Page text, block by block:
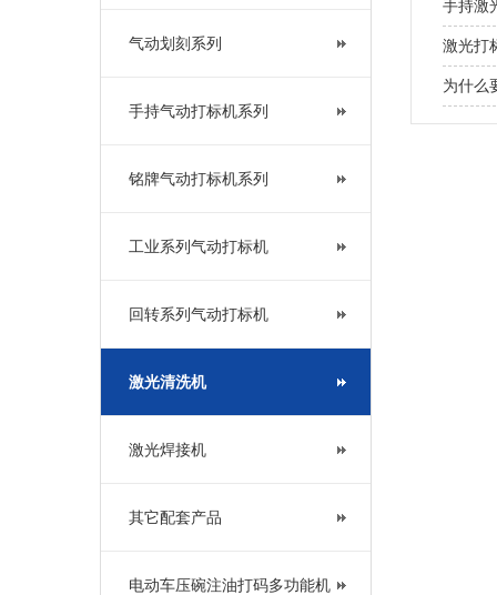
气动划刻系列
手持气动打标机系列
铭牌气动打标机系列
工业系列气动打标机
回转系列气动打标机
激光清洗机
激光焊接机
其它配套产品
电动车压碗注油打码多功能机
手持激
激光打
为什么